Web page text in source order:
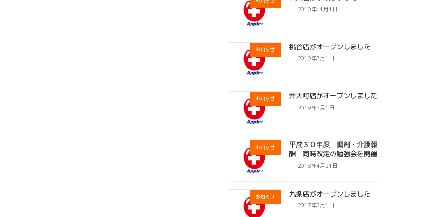
2019年11月1日
お知らせ 桃谷店がオープンしました
2019年7月1日
お知らせ 弁天町店がオープンしました
2019年2月1日
お知らせ
平成３０年度 調剤・介護報
酬 同時改定の勉強会を開催
2018年4月21日
お知らせ 九条店がオープンしました
2017年3月1日